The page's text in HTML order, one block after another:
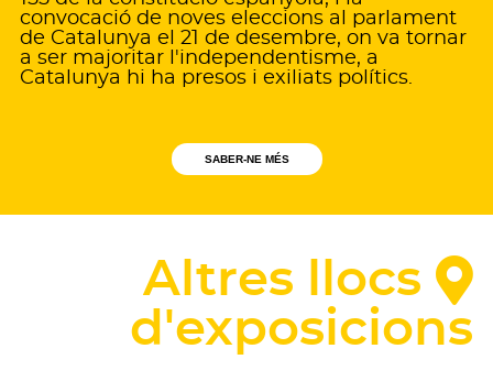
convocació de noves eleccions al parlament
de Catalunya el 21 de desembre, on va tornar
a ser majoritar l'independentisme, a
Catalunya hi ha presos i exiliats polítics.
SABER-NE MÉS
Altres llocs
d'exposicions